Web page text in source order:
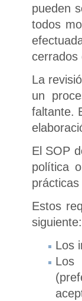
pueden
todos
cerrados
La
un
faltante.
El SOP
política
Estos
siguiente:
Los